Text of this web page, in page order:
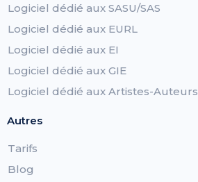
Logiciel dédié aux SASU/SAS
Logiciel dédié aux EURL
Logiciel dédié aux EI
Logiciel dédié aux GIE
Logiciel dédié aux Artistes-Auteurs
Autres
Tarifs
Blog